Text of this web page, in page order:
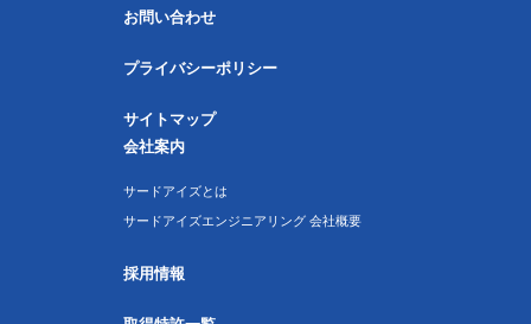
お問い合わせ
プライバシーポリシー
サイトマップ
会社案内
サードアイズとは
サードアイズエンジニアリング 会社概要
採用情報